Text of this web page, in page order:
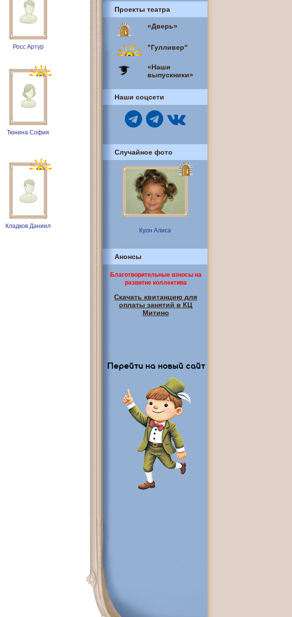
Росс Артур
Тюнина София
Кладков Даниил
Проекты театра
«Дверь»
"Гулливер"
«Наши
выпускники»
Наши соцсети
Случайное фото
Куон Алиса
Анонсы
Благотворительные взносы на
развитие коллектива
Скачать квитанцию для
оплаты занятий в КЦ
Митино